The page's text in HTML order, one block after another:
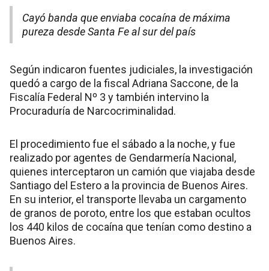
Cayó banda que enviaba cocaína de máxima
pureza desde Santa Fe al sur del país
Según indicaron fuentes judiciales, la investigación
quedó a cargo de la fiscal Adriana Saccone, de la
Fiscalía Federal Nº 3 y también intervino la
Procuraduría de Narcocriminalidad.
El procedimiento fue el sábado a la noche, y fue
realizado por agentes de Gendarmería Nacional,
quienes interceptaron un camión que viajaba desde
Santiago del Estero a la provincia de Buenos Aires.
En su interior, el transporte llevaba un cargamento
de granos de poroto, entre los que estaban ocultos
los 440 kilos de cocaína que tenían como destino a
Buenos Aires.